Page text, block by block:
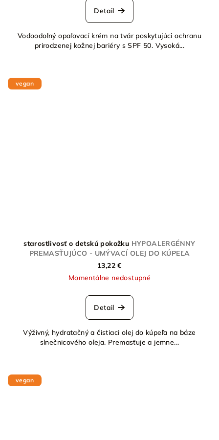
Detail
Vodoodolný opaľovací krém na tvár poskytujúci ochranu
prirodzenej kožnej bariéry s SPF 50. Vysoká...
vegan
starostlivosť o detskú pokožku HYPOALERGÉNNY
PREMASŤUJÚCO - UMÝVACÍ OLEJ DO KÚPEĽA
13,22 €
Momentálne nedostupné
Detail
Výživný, hydratačný a čistiaci olej do kúpeľa na báze
slnečnicového oleja. Premasťuje a jemne...
vegan